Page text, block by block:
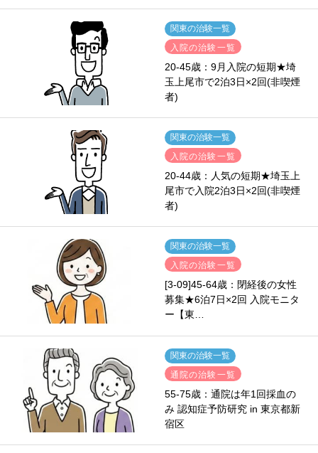
関東の治験一覧
入院の治験一覧
20-45歳：9月入院の短期★埼
玉上尾市で2泊3日×2回(非喫煙
者)
関東の治験一覧
入院の治験一覧
20-44歳：人気の短期★埼玉上
尾市で入院2泊3日×2回(非喫煙
者)
関東の治験一覧
入院の治験一覧
[3-09]45-64歳：閉経後の女性
募集★6泊7日×2回 入院モニタ
ー【東…
関東の治験一覧
通院の治験一覧
55-75歳：通院は年1回採血の
み 認知症予防研究 in 東京都新
宿区